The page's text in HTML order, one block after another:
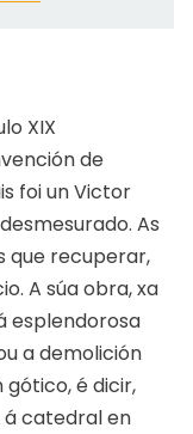
XIX
de
foi un Victor
As
que recuperar,
A súa obra, xa
esplendorosa
a demolición
gótico, é dicir,
catedral en